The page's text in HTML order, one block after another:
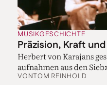
MUSIKGESCHICHTE
Präzision, Kraft
Herbert von Karajans
aufnahmen aus den
VONTOM REINHOLD